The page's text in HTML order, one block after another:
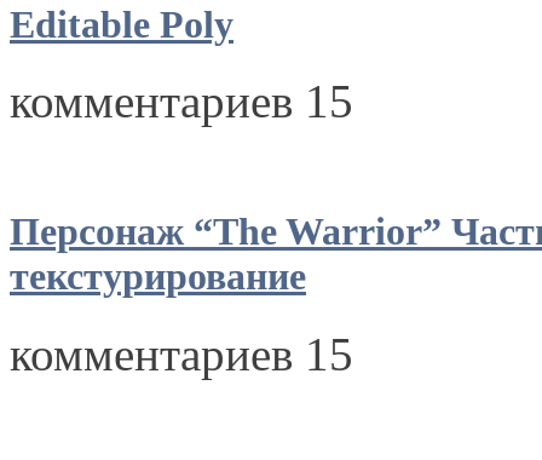
Editable Poly
комментариев 15
Персонаж “The Warrior”
текстурирование
комментариев 15